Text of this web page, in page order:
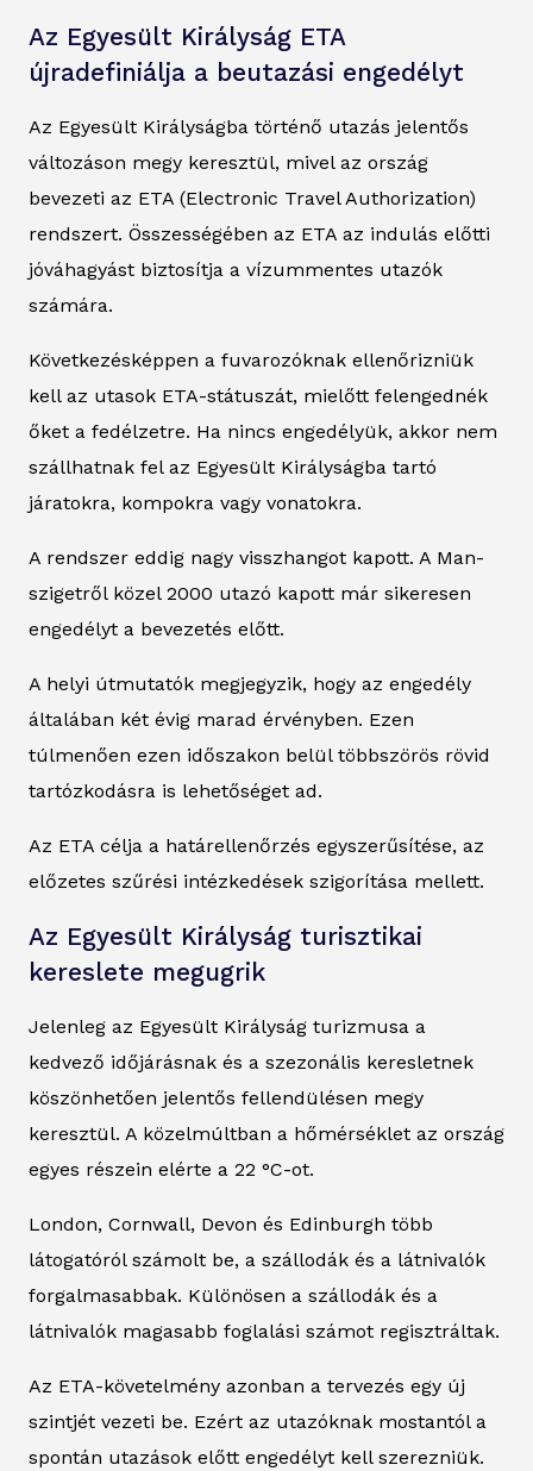
Az Egyesült Királyság ETA
újradefiniálja a beutazási engedélyt
Az Egyesült Királyságba történő utazás jelentős
változáson megy keresztül, mivel az ország
bevezeti az ETA (Electronic Travel Authorization)
rendszert. Összességében az ETA az indulás előtti
jóváhagyást biztosítja a vízummentes utazók
számára.
Következésképpen a fuvarozóknak ellenőrizniük
kell az utasok ETA-státuszát, mielőtt felengednék
őket a fedélzetre. Ha nincs engedélyük, akkor nem
szállhatnak fel az Egyesült Királyságba tartó
járatokra, kompokra vagy vonatokra.
A rendszer eddig nagy visszhangot kapott. A Man-
szigetről közel 2000 utazó kapott már sikeresen
engedélyt a bevezetés előtt.
A helyi útmutatók megjegyzik, hogy az engedély
általában két évig marad érvényben. Ezen
túlmenően ezen időszakon belül többszörös rövid
tartózkodásra is lehetőséget ad.
Az ETA célja a határellenőrzés egyszerűsítése, az
előzetes szűrési intézkedések szigorítása mellett.
Az Egyesült Királyság turisztikai
kereslete megugrik
Jelenleg az Egyesült Királyság turizmusa a
kedvező időjárásnak és a szezonális keresletnek
köszönhetően jelentős fellendülésen megy
keresztül. A közelmúltban a hőmérséklet az ország
egyes részein elérte a 22 °C-ot.
London, Cornwall, Devon és Edinburgh több
látogatóról számolt be, a szállodák és a látnivalók
forgalmasabbak. Különösen a szállodák és a
látnivalók magasabb foglalási számot regisztráltak.
Az ETA-követelmény azonban a tervezés egy új
szintjét vezeti be. Ezért az utazóknak mostantól a
spontán utazások előtt engedélyt kell szerezniük.